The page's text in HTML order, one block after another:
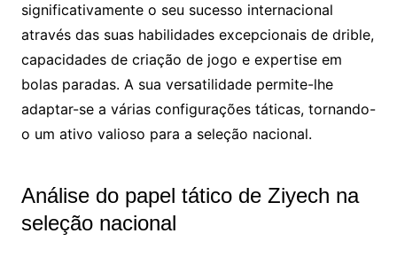
significativamente o seu sucesso internacional
através das suas habilidades excepcionais de drible,
capacidades de criação de jogo e expertise em
bolas paradas. A sua versatilidade permite-lhe
adaptar-se a várias configurações táticas, tornando-
o um ativo valioso para a seleção nacional.
Análise do papel tático de Ziyech na
seleção nacional